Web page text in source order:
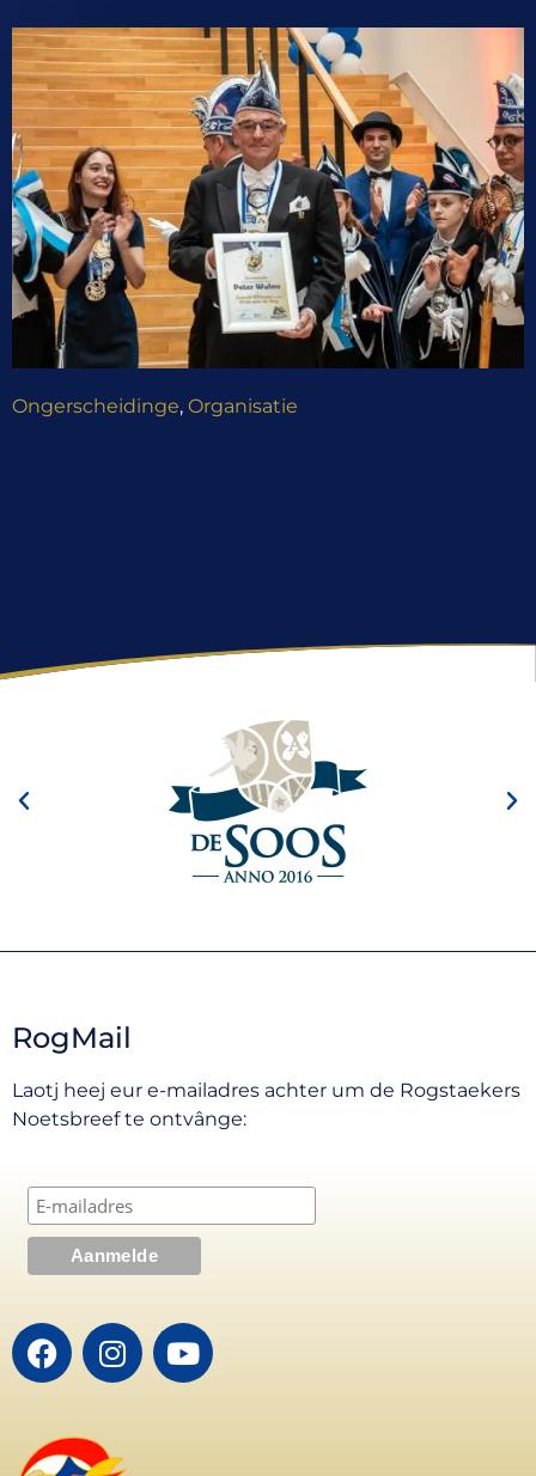
Ongerscheidinge, Organisatie
RogMail
Laotj heej eur e-mailadres achter um de Rogstaekers
Noetsbreef te ontvânge: